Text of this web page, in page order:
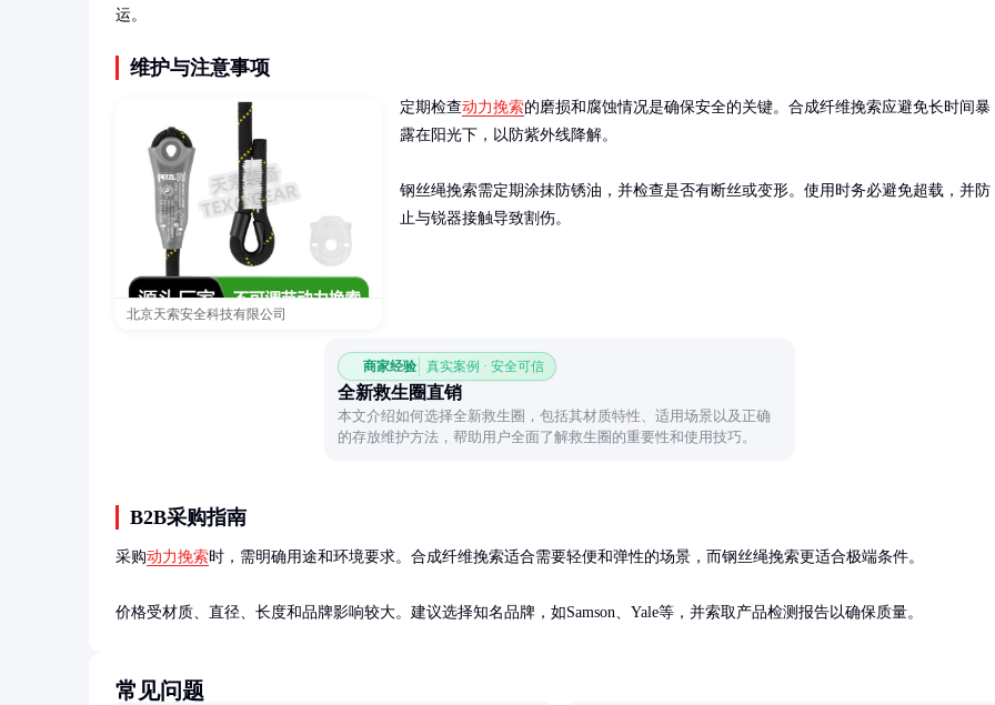
运。
维护与注意事项
北京天索安全科技有限公司
定期检查动力挽索的磨损和腐蚀情况是确保安全的关键。合成纤维挽索应避免长时间暴
露在阳光下，以防紫外线降解。
钢丝绳挽索需定期涂抹防锈油，并检查是否有断丝或变形。使用时务必避免超载，并防
止与锐器接触导致割伤。
商家经验 真实案例 · 安全可信
全新救生圈直销
本文介绍如何选择全新救生圈，包括其材质特性、适用场景以及正确
的存放维护方法，帮助用户全面了解救生圈的重要性和使用技巧。
B2B采购指南
采购动力挽索时，需明确用途和环境要求。合成纤维挽索适合需要轻便和弹性的场景，而钢丝绳挽索更适合极端条件。
价格受材质、直径、长度和品牌影响较大。建议选择知名品牌，如Samson、Yale等，并索取产品检测报告以确保质量。
常见问题